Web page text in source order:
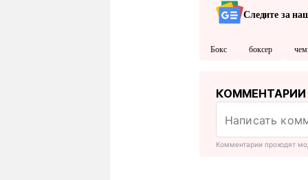
Следите за
Бокс боксер
КОММЕНТАРИИ
Комментарии проходят